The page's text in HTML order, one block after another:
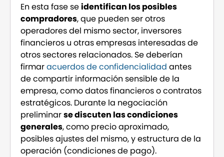
En esta fase seidentifican los posibles
compradores, que pueden ser otros
operadores del mismo sector, inversores
financieros u otras empresas interesadas de
otros sectores relacionados. Se deberían
firmaracuerdos de confidencialidad antes
de compartir información sensible de la
empresa, como datos financieros o contratos
estratégicos. Durante la negociación
preliminarse discuten las condiciones
generales, como precio aproximado,
posibles ajustes del mismo, y estructura de la
operación (condiciones de pago).